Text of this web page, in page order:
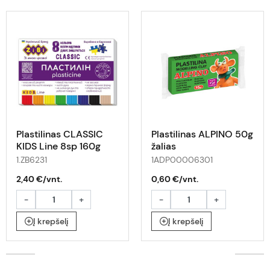
Plastilinas CLASSIC
KIDS Line 8sp 160g
1.ZB6231
2,40 €/vnt.
-
+
Į krepšelį
Plastilinas ALPINO 50g
žalias
1ADP00006301
0,60 €/vnt.
-
+
Į krepšelį